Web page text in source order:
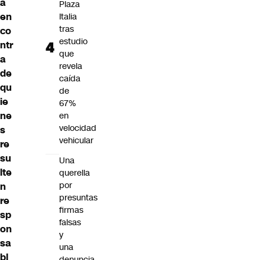
en
co
ntr
a
de
qu
ie
ne
s
re
su
lte
n
re
sp
on
sa
Plaza
Italia
tras
estudio
que
revela
caída
de
67%
en
velocidad
vehicular
Una
querella
por
presuntas
firmas
falsas
y
una